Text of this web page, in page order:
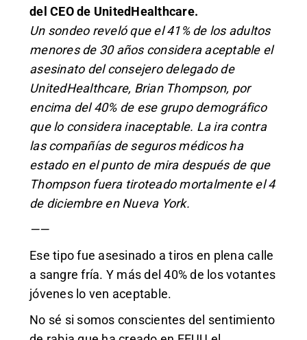
del CEO de UnitedHealthcare.
Un sondeo reveló que el 41% de los adultos
menores de 30 años considera aceptable el
asesinato del consejero delegado de
UnitedHealthcare, Brian Thompson, por
encima del 40% de ese grupo demográfico
que lo considera inaceptable. La ira contra
las compañías de seguros médicos ha
estado en el punto de mira después de que
Thompson fuera tiroteado mortalmente el 4
de diciembre en Nueva York.
——
Ese tipo fue asesinado a tiros en plena calle
a sangre fría. Y más del 40% de los votantes
jóvenes lo ven aceptable.
No sé si somos conscientes del sentimiento